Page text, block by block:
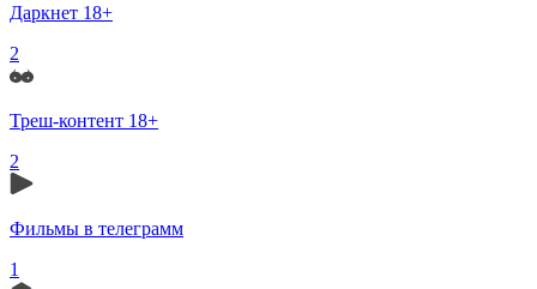
Даркнет 18+
2
Треш-контент 18+
2
Фильмы в телеграмм
1